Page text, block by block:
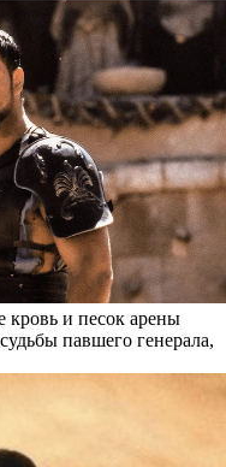
кровь и песок арены
павшего генерала,